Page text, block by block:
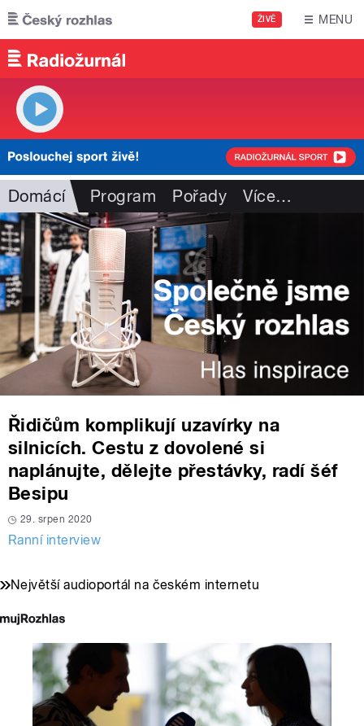
Přejít k hlavnímu obsahu
ŽIVĚ MENU
Domácí Program Pořady Více…
Řidičům komplikují uzavírky na
silnicích. Cestu z dovolené si
naplánujte, dělejte přestávky, radí šéf
Besipu
29. srpen 2020
Ranní interview
Největší audioportál na českém internetu